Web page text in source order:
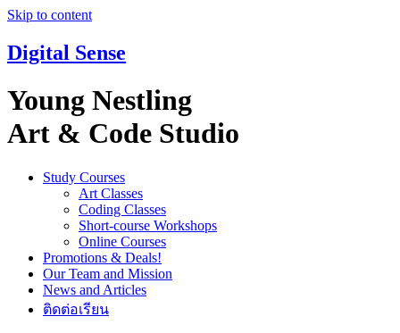
Skip to content
Digital Sense
Young Nestling
Art & Code Studio
Study Courses
Art Classes
Coding Classes
Short-course Workshops
Online Courses
Promotions & Deals!
Our Team and Mission
News and Articles
ติดต่อเรียน